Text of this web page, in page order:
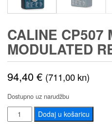
CALINE CP507
MODULATED
94,40€ (711,00 kn)
Dostupno uz narudžbu
CALINE
CP507
Dodaj u košaricu